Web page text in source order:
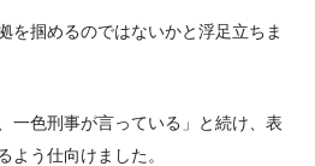
を掴めるのではないかと浮足立ちま
色刑事が言っている」と続け、表
よう仕向けました。